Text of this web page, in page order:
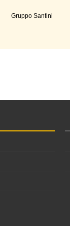
Gruppo Santini